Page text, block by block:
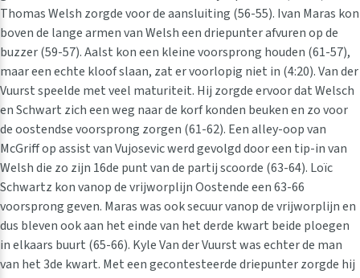
Thomas Welsh zorgde voor de aansluiting (56-55). Ivan Maras kon
boven de lange armen van Welsh een driepunter afvuren op de
buzzer (59-57). Aalst kon een kleine voorsprong houden (61-57),
maar een echte kloof slaan, zat er voorlopig niet in (4:20). Van der
Vuurst speelde met veel maturiteit. Hij zorgde ervoor dat Welsch
en Schwart zich een weg naar de korf konden beuken en zo voor
de oostendse voorsprong zorgen (61-62). Een alley-oop van
McGriff op assist van Vujosevic werd gevolgd door een tip-in van
Welsh die zo zijn 16de punt van de partij scoorde (63-64). Loïc
Schwartz kon vanop de vrijworplijn Oostende een 63-66
voorsprong geven. Maras was ook secuur vanop de vrijworplijn en
dus bleven ook aan het einde van het derde kwart beide ploegen
in elkaars buurt (65-66). Kyle Van der Vuurst was echter de man
van het 3de kwart. Met een gecontesteerde driepunter zorgde hij